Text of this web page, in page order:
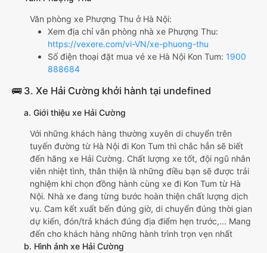
Văn phòng xe Phượng Thu ở Hà Nội:
Xem địa chỉ văn phòng nhà xe Phượng Thu:
https://vexere.com/vi-VN/xe-phuong-thu
Số điện thoại đặt mua vé xe Hà Nội Kon Tum: 1900
888684
🚌 3. Xe Hải Cường khởi hành tại undefined
a. Giới thiệu xe Hải Cường
Với những khách hàng thường xuyên di chuyển trên
tuyến đường từ Hà Nội đi Kon Tum thì chắc hẳn sẽ biết
đến hãng xe Hải Cường. Chất lượng xe tốt, đội ngũ nhân
viên nhiệt tình, thân thiện là những điều bạn sẽ được trải
nghiệm khi chọn đồng hành cùng xe đi Kon Tum từ Hà
Nội. Nhà xe đang từng bước hoàn thiện chất lượng dịch
vụ. Cam kết xuất bến đúng giờ, di chuyển đúng thời gian
dự kiến, đón/trả khách đúng địa điểm hẹn trước,... Mang
đến cho khách hàng những hành trình trọn vẹn nhất
b. Hình ảnh xe Hải Cường